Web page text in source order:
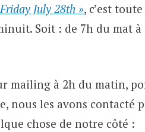
July 28th », c’est
Soit : de 7h du mat à
mailing à 2h du matin,
nous les avons contacté
chose de notre côté :